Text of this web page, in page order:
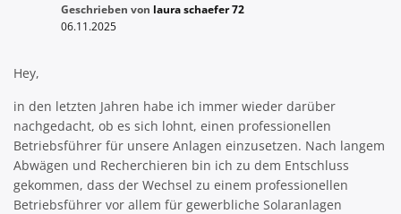
Geschrieben von laura schaefer 72
06.11.2025
Hey,
in den letzten Jahren habe ich immer wieder darüber
nachgedacht, ob es sich lohnt, einen professionellen
Betriebsführer für unsere Anlagen einzusetzen. Nach langem
Abwägen und Recherchieren bin ich zu dem Entschluss
gekommen, dass der Wechsel zu einem professionellen
Betriebsführer vor allem für gewerbliche Solaranlagen